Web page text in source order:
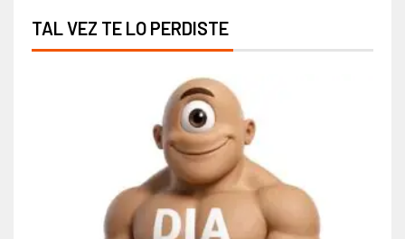
TAL VEZ TE LO PERDISTE